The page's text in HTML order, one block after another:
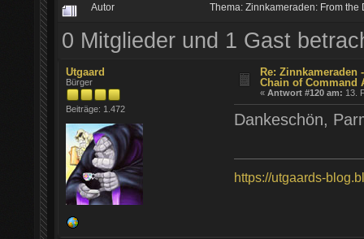
Autor Thema: Zinnkameraden: From
0 Mitglieder und 1 Gast
Utgaard
Bürger
Beiträge: 1.472
Re: Zinnkameraden
Chain of Command
«Antwort #120 am: 13.
Dankeschön,
https://utgaards-